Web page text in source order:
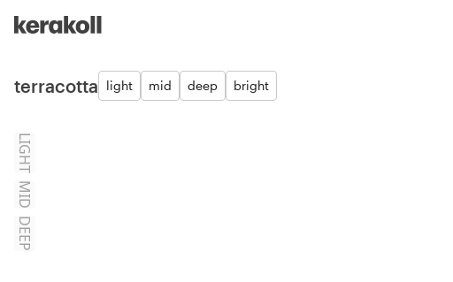
Go to Homepage
terracotta light mid deep bright
LIGHT
MID
DEEP